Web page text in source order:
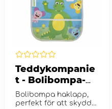
Teddykompanie
t - Bolibompa-
Haklapp, Draken
vinkar
Bolibompa haklapp,
perfekt för att skydda